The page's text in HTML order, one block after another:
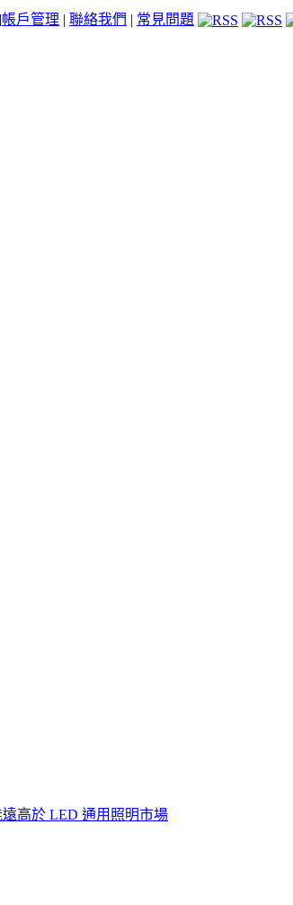
帳戶管理 | 聯絡我們 | 常見問題
遠高於 LED 通用照明市場